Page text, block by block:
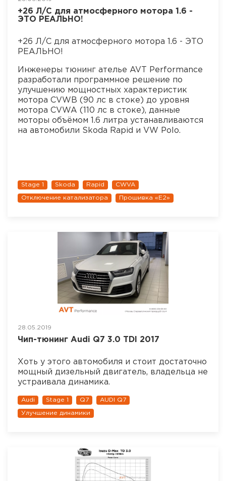
+26 Л/С для атмосферного мотора 1.6 -
ЭТО РЕАЛЬНО!
+26 Л/С для атмосферного мотора 1.6 - ЭТО
РЕАЛЬНО!
Инженеры тюнинг ателье AVT Performance
разработали программное решение по
улучшению мощностных характеристик
мотора CVWB (90 лс в стоке) до уровня
мотора CVWA (110 лс в стоке), данные
моторы объёмом 1.6 литра устанавливаются
на автомобили Skoda Rapid и VW Polo.
Stage 1 Skoda Rapid CWVA
Отключение катализатора Прошивка «Е2»
28.05.2019
Чип-тюнинг Audi Q7 3.0 TDI 2017
Хоть у этого автомобиля и стоит достаточно
мощный дизельный двигатель, владельца не
устраивала динамика.
Audi Stage 1 Q7 AUDI Q7
Улучшение динамики